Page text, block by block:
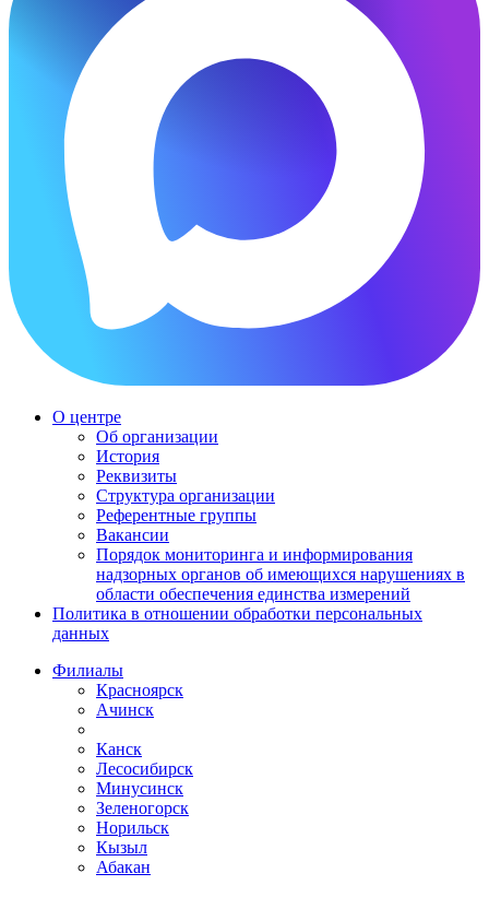
О центре
Об организации
История
Реквизиты
Структура организации
Референтные группы
Вакансии
Порядок мониторинга и информирования
надзорных органов об имеющихся нарушениях в
области обеспечения единства измерений
Политика в отношении обработки персональных
данных
Филиалы
Красноярск
Ачинск
Канск
Лесосибирск
Минусинск
Зеленогорск
Норильск
Кызыл
Абакан